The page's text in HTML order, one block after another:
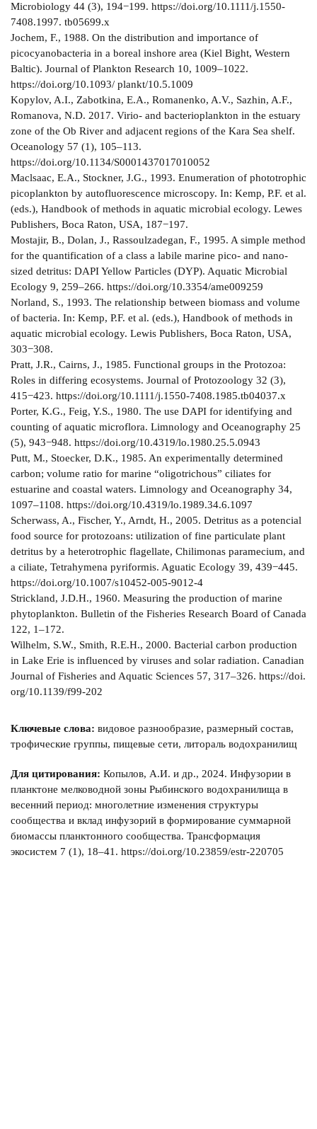
Microbiology 44 (3), 194−199. https://doi.org/10.1111/j.1550-
7408.1997. tb05699.x
Jochem, F., 1988. On the distribution and importance of
picocyanobacteria in a boreal inshore area (Kiel Bight, Western
Baltic). Journal of Plankton Research 10, 1009–1022.
https://doi.org/10.1093/ plankt/10.5.1009
Kopylov, A.I., Zabotkina, E.A., Romanenko, A.V., Sazhin, A.F.,
Romanova, N.D. 2017. Virio- and bacterioplankton in the estuary
zone of the Ob River and adjacent regions of the Kara Sea shelf.
Oceanology 57 (1), 105–113.
https://doi.org/10.1134/S0001437017010052
Maclsaac, E.A., Stockner, J.G., 1993. Enumeration of phototrophic
picoplankton by autofluorescence microscopy. In: Kemp, P.F. et al.
(eds.), Handbook of methods in aquatic microbial ecology. Lewes
Publishers, Boca Raton, USA, 187−197.
Mostajir, B., Dolan, J., Rassoulzadegan, F., 1995. A simple method
for the quantification of a class a labile marine pico- and nano-
sized detritus: DAPI Yellow Particles (DYP). Aquatic Microbial
Ecology 9, 259–266. https://doi.org/10.3354/ame009259
Norland, S., 1993. The relationship between biomass and volume
of bacteria. In: Kemp, P.F. et al. (eds.), Handbook of methods in
aquatic microbial ecology. Lewis Publishers, Boca Raton, USA,
303−308.
Pratt, J.R., Cairns, J., 1985. Functional groups in the Protozoa:
Roles in differing ecosystems. Journal of Protozoology 32 (3),
415−423. https://doi.org/10.1111/j.1550-7408.1985.tb04037.x
Porter, K.G., Feig, Y.S., 1980. The use DAPI for identifying and
counting of aquatic microflora. Limnology and Oceanography 25
(5), 943−948. https://doi.org/10.4319/lo.1980.25.5.0943
Putt, M., Stoecker, D.K., 1985. An experimentally determined
carbon; volume ratio for marine “oligotrichous” ciliates for
estuarine and coastal waters. Limnology and Oceanography 34,
1097‒1108. https://doi.org/10.4319/lo.1989.34.6.1097
Scherwass, A., Fischer, Y., Arndt, H., 2005. Detritus as a potencial
food source for protozoans: utilization of fine particulate plant
detritus by a heterotrophic flagellate, Chilimonas paramecium, and
a ciliate, Tetrahymena pyriformis. Aguatic Ecology 39, 439−445.
https://doi.org/10.1007/s10452-005-9012-4
Strickland, J.D.H., 1960. Measuring the production of marine
phytoplankton. Bulletin of the Fisheries Research Board of Canada
122, 1‒172.
Wilhelm, S.W., Smith, R.E.H., 2000. Bacterial carbon production
in Lake Erie is influenced by viruses and solar radiation. Canadian
Journal of Fisheries and Aquatic Sciences 57, 317–326. https://doi.
org/10.1139/f99-202
Ключевые слова: видовое разнообразие, размерный состав,
трофические группы, пищевые сети, литораль водохранилищ
Для цитирования: Копылов, А.И. и др., 2024. Инфузории в
планктоне мелководной зоны Рыбинского водохранилища в
весенний период: многолетние изменения структуры
сообщества и вклад инфузорий в формирование суммарной
биомассы планктонного сообщества. Трансформация
экосистем 7 (1), 18–41. https://doi.org/10.23859/estr-220705